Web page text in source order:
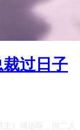
过日子
）傅远琛，但二人